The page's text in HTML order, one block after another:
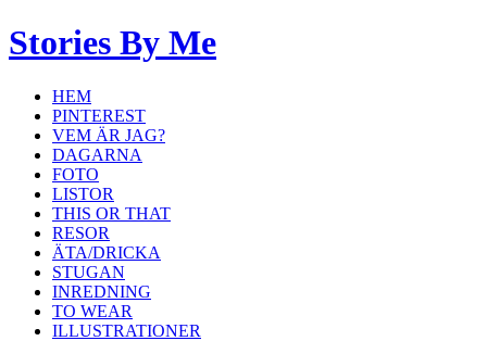
Stories By Me
HEM
PINTEREST
VEM ÄR JAG?
DAGARNA
FOTO
LISTOR
THIS OR THAT
RESOR
ÄTA/DRICKA
STUGAN
INREDNING
TO WEAR
ILLUSTRATIONER